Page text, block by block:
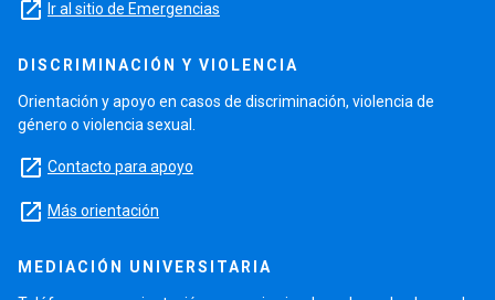
launch Ir al sitio de Emergencias
DISCRIMINACIÓN Y VIOLENCIA
Orientación y apoyo en casos de discriminación, violencia de
género o violencia sexual.
launch Contacto para apoyo
launch Más orientación
MEDIACIÓN UNIVERSITARIA